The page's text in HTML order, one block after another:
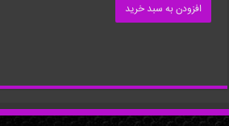
افزودن به سبد خرید